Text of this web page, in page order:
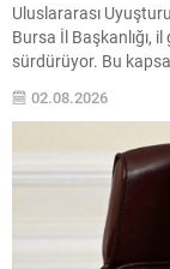
Uluslararası
Bursa İl Başkanlığı,
sürdürüyor. Bu
araya gelen
isimleri, kanaat
bir istişare
Teşkilatı’nın...
02.08.2026